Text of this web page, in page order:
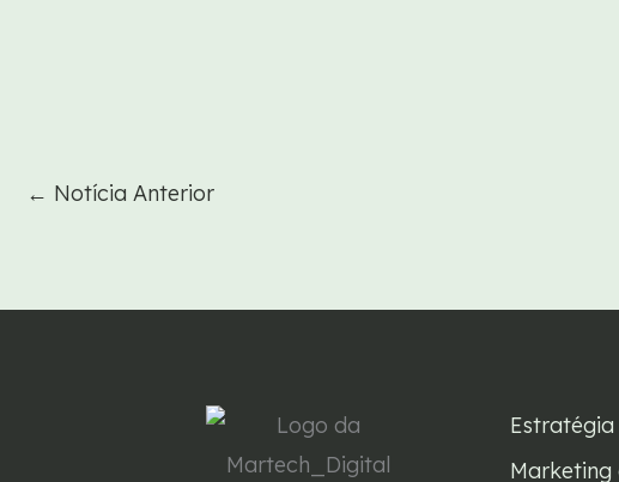
← Notícia Anterior
Estratégia
Marketing